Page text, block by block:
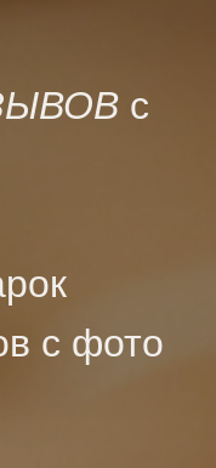
с
с фото